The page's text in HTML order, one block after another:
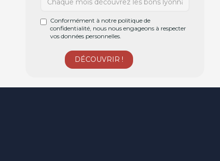
Conformément à notre politique de
confidentialité, nous nous engageons à respecter
vos données personnelles.